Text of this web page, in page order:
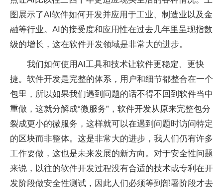
图展示了AI软件如何开发并应用于工业、制造业以及金
融等行业。AI的接受度和应用性在过去几年里呈现指数
级的增长，这在软件开发领域是非常大的进步。
我们如何使用AI工具和技术让软件更稳定、更快
捷。软件开发是完整的体系，用户和细节都整合在一个
包里，所以如果我们遇到问题的话不得不回到软件当中
重做，这就分解成“微服务”，软件开发从原来完整包分
裂成更小的微服务，这样就可以在遇到问题时访问特定
的区块而非整体。这是非常大的进步，我人们仍有许多
工作要做，这也是未来发展的新方向。对于安全性问题
来说，以往的软件开发过程没有合适的技术或专利在开
发阶段做安全性测试，因此人们必须等到部署阶段才去